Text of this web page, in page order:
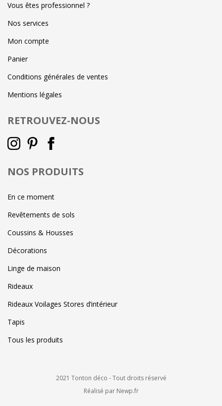
Vous êtes professionnel ?
Nos services
Mon compte
Panier
Conditions générales de ventes
Mentions légales
RETROUVEZ-NOUS
NOS PRODUITS
En ce moment
Revêtements de sols
Coussins & Housses
Décorations
Linge de maison
Rideaux
Rideaux Voilages Stores d’intérieur
Tapis
Tous les produits
2021 Tonton déco - Tout droits réservé
Réalisé par Newp.fr